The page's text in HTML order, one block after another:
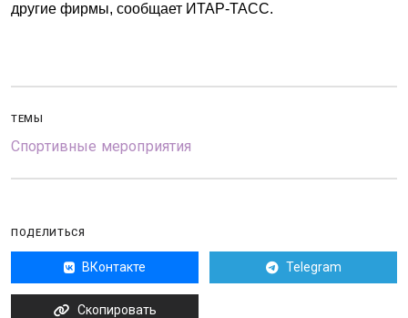
другие фирмы, сообщает ИТАР-ТАСС.
ТЕМЫ
Спортивные мероприятия
ПОДЕЛИТЬСЯ
ВКонтакте Telegram
Скопировать